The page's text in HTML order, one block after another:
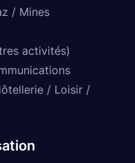
/ Mines
activités)
/ Loisir /